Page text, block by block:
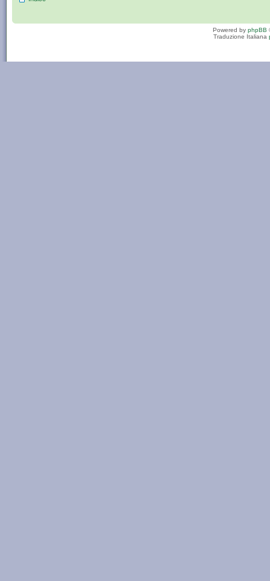
Powered by phpBB
Traduzione Italiana